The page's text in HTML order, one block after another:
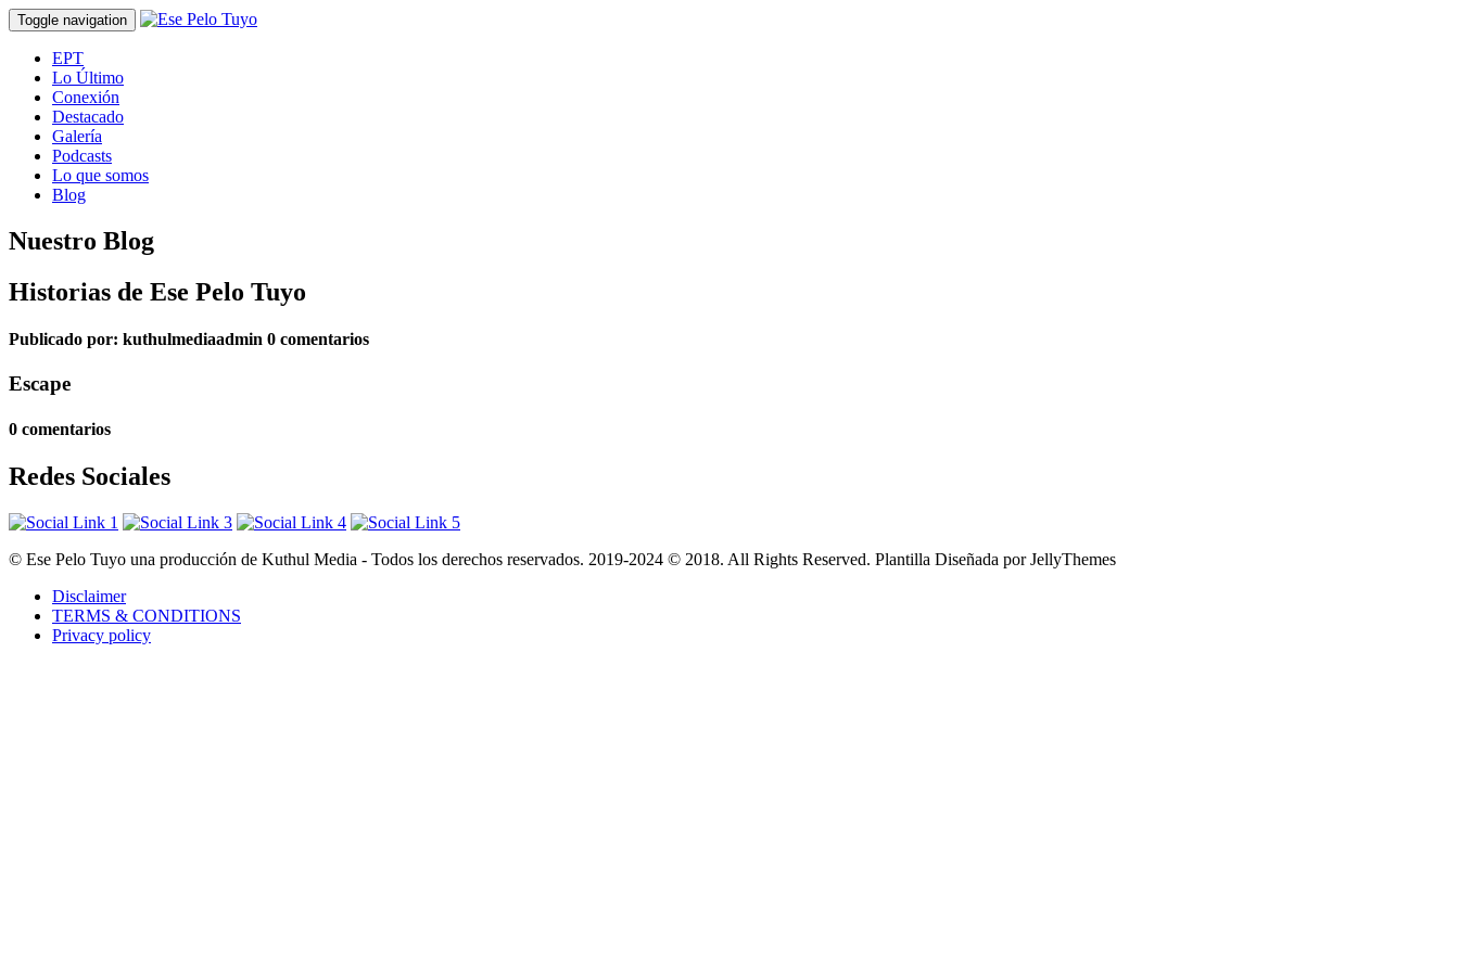
Toggle navigation
EPT
Lo Último
Conexión
Destacado
Galería
Podcasts
Lo que somos
Blog
Nuestro Blog
Historias de Ese Pelo Tuyo
Publicado por: kuthulmediaadmin 0 comentarios
Escape
0 comentarios
Redes Sociales
© Ese Pelo Tuyo una producción de Kuthul Media - Todos los derechos reservados. 2019-2024 © 2018. All Rights Reserved. Plantilla Diseñada por JellyThemes
Disclaimer
TERMS & CONDITIONS
Privacy policy